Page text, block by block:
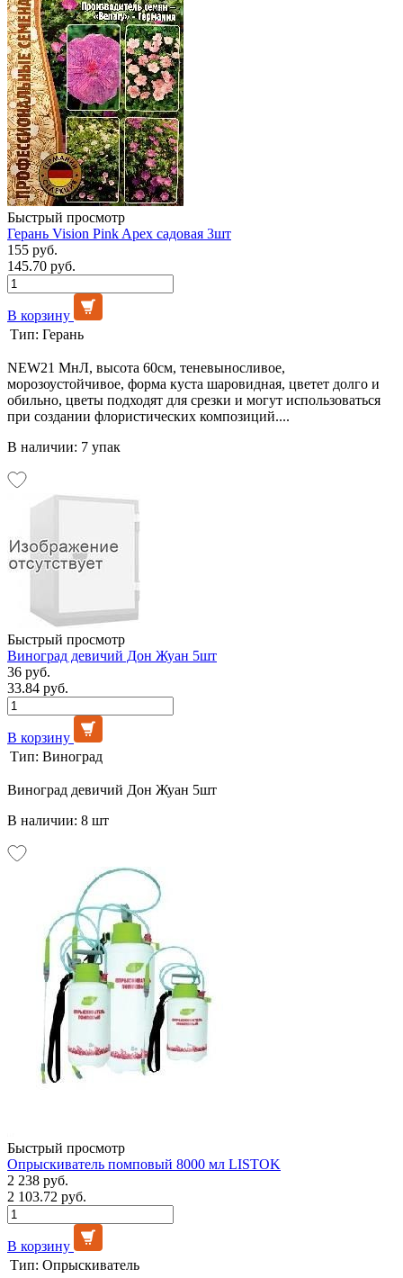
Быстрый просмотр
Герань Vision Pink Apex садовая 3шт
155 руб.
145.70 руб.
В корзину
Тип: Герань
NEW21 МнЛ, высота 60см, теневыносливое,
морозоустойчивое, форма куста шаровидная, цветет долго и
обильно, цветы подходят для срезки и могут использоваться
при создании флористических композиций....
В наличии: 7 упак
Быстрый просмотр
Виноград девичий Дон Жуан 5шт
36 руб.
33.84 руб.
В корзину
Тип: Виноград
Виноград девичий Дон Жуан 5шт
В наличии: 8 шт
Быстрый просмотр
Опрыскиватель помповый 8000 мл LISTOK
2 238 руб.
2 103.72 руб.
В корзину
Тип: Опрыскиватель